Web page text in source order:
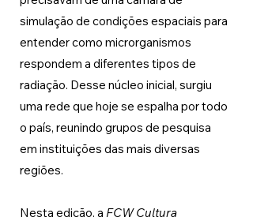
simulação de condições espaciais para
entender como microrganismos
respondem a diferentes tipos de
radiação. Desse núcleo inicial, surgiu
uma rede que hoje se espalha por todo
o país, reunindo grupos de pesquisa
em instituições das mais diversas
regiões.
Nesta edição, a FCW Cultura